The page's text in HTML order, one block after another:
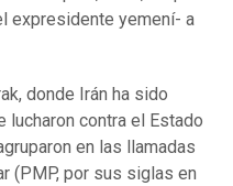
expresidente yemení- a
donde Irán ha sido
contra el Estado
en las llamadas
(PMP, por sus siglas en